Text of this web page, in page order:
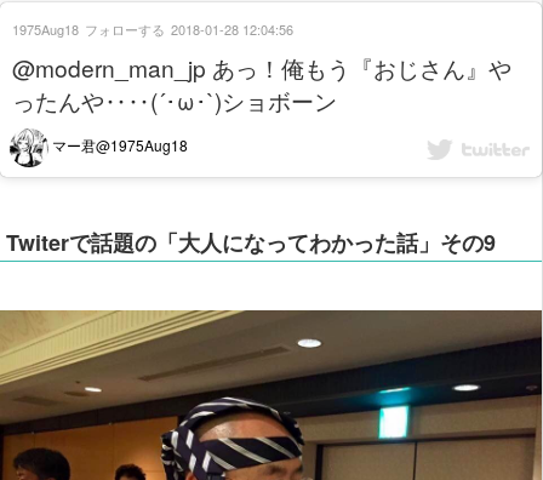
@modern_man_jp あっ！俺もう『おじさん』や
ったんや‥‥(´･ω･`)ショボーン
マー君@1975Aug18
1975Aug18 フォローする 2018-01-28 12:04:56
Twiterで話題の「大人になってわかった話」その9